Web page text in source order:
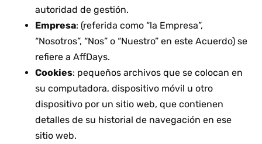
autoridad de gestión.
Empresa: (referida como “la Empresa”,
“Nosotros”, “Nos” o “Nuestro” en este Acuerdo) se
refiere a AffDays.
Cookies: pequeños archivos que se colocan en
su computadora, dispositivo móvil u otro
dispositivo por un sitio web, que contienen
detalles de su historial de navegación en ese
sitio web.